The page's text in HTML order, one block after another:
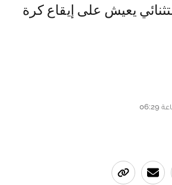
يعيش على إيقاع كرة